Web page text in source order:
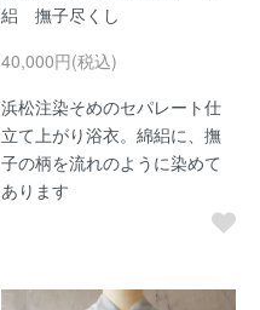
絽 撫子尽くし
40,000円(税込)
浜松注染そめのセパレート仕
立て上がり浴衣。綿絽に、撫
子の柄を流れのように染めて
あります